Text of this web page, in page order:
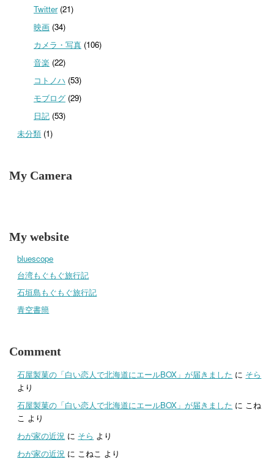
Twitter(21)
映画(34)
カメラ・写真(106)
音楽 (22)
コトノハ (53)
モブログ(29)
日記(53)
未分類 (1)
My Camera
My website
bluescope
台湾もぐもぐ旅行記
石垣島もぐもぐ旅行記
青空書簡
Comment
石屋製菓の「白い恋人で北海道にエールBOX」が届きました に そら
より
石屋製菓の「白い恋人で北海道にエールBOX」が届きました に こね
こ より
わが家の近況 に そら より
わが家の近況 に こねこ より